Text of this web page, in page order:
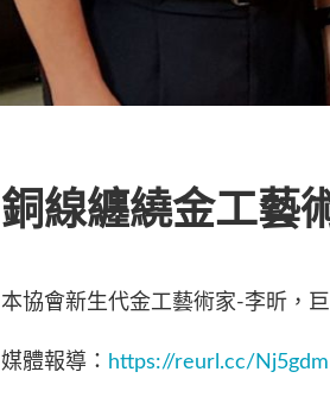
銅線纏繞金工藝
本協會新生代金工藝術家-李昕，
媒體報導： https://reurl.cc/Nj5gdm